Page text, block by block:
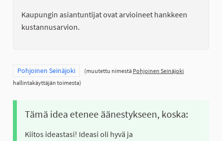
Kaupungin asiantuntijat ovat arvioineet hankkeen
kustannusarvion.
Rajaa tulokset teeman mukaan: Pohjoinen Seinäjoki
Pohjoinen Seinäjoki (muutettu nimestä Pohjoinen Seinäjoki
hallintakäyttäjän toimesta)
Tämä idea etenee äänestykseen, koska:
Kiitos ideastasi! Ideasi oli hyvä ja